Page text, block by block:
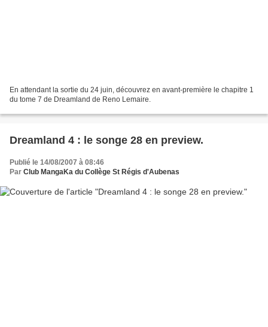
En attendant la sortie du 24 juin, découvrez en avant-première le chapitre 1
du tome 7 de Dreamland de Reno Lemaire.
Dreamland 4 : le songe 28 en preview.
Publié le 14/08/2007 à 08:46
Par Club MangaKa du Collège St Régis d'Aubenas